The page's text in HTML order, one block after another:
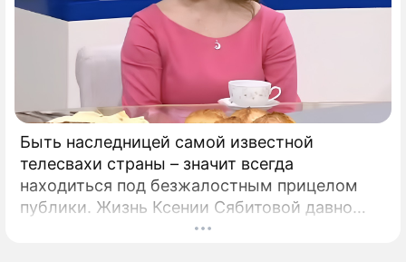
Быть наследницей самой известной
телесвахи страны – значит всегда
находиться под безжалостным прицелом
публики. Жизнь Ксении Сябитовой давно
рассматривают под мощной лупой.